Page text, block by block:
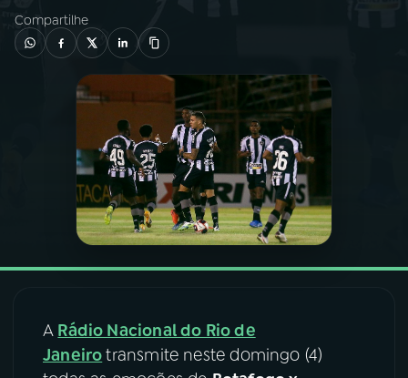
03PROGRAMAÇÃO
PROGRAMAS
PODCASTS
VIDEOCASTS
07ÚLTIMAS
08FESTIVAL DE MÚSICA
Compartilhe
A Rádio Nacional do Rio de
Janeirotransmite neste domingo (4)